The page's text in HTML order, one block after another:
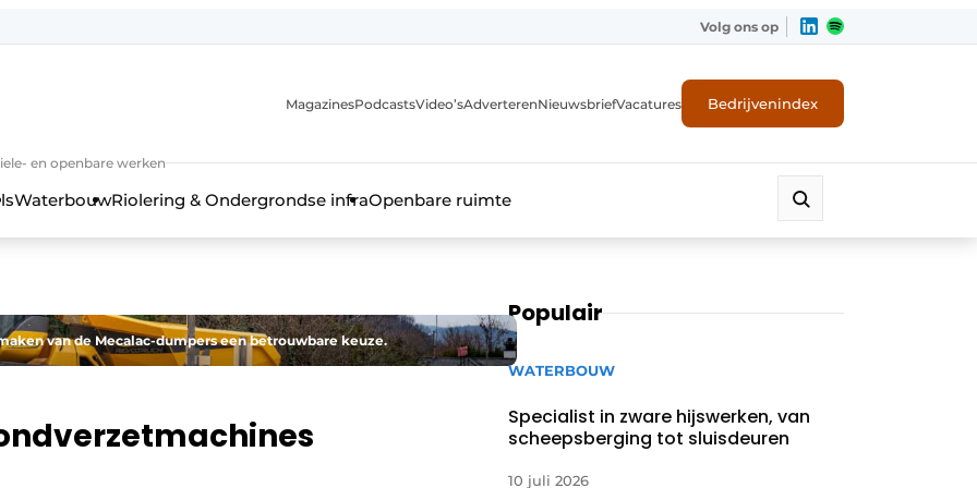
Volg ons op
en openbare werken
MagazinesPodcastsVideo’sAdverterenNieuwsbriefVacatures Bedrijvenindex
WaterbouwRiolering & Ondergrondse infraOpenbare ruimte
van de Mecalac-dumpers een betrouwbare keuze.
Populair
WATERBOUW
Specialist in zware hijswerken, van
scheepsberging tot sluisdeuren
10 juli 2026